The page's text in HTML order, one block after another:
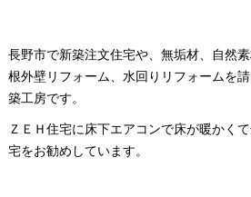
長野市で新築注文住宅や、無垢材、自然
根外壁リフォーム、水回りリフォームを
築工房です。
ＺＥＨ住宅に床下エアコンで床が暖かく
宅をお勧めしています。